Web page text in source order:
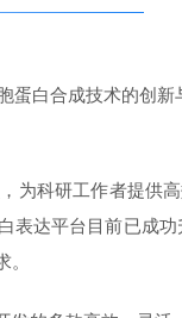
白合成技术的创
为科研工作者提
表达平台目前已成